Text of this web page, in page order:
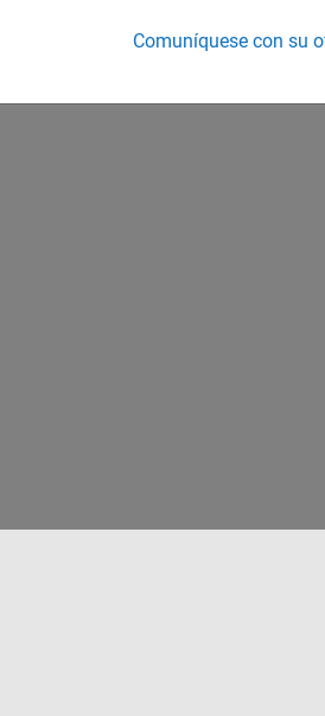
Comuníquese con su